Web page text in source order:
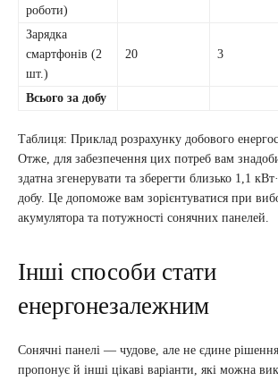
роботи)
Зарядка
смартфонів (2
шт.)
20 3
Всього за добу
Таблиця: Приклад розрахунку добового
Отже, для забезпечення цих потреб вам
здатна згенерувати та зберегти близько 1,1
добу. Це допоможе вам зорієнтуватися при
акумулятора та потужності сонячних панелей.
Інші способи стати
енергонезалежним
Сонячні панелі — чудове, але не єдине
пропонує й інші цікаві варіанти, які можна